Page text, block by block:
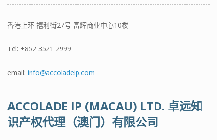
香港上环 禧利街27号 富辉商业中心10楼
Tel: +852 3521 2999
email: info@accoladeip.com
ACCOLADE IP (MACAU) LTD. 卓远知
识产权代理（澳门）有限公司